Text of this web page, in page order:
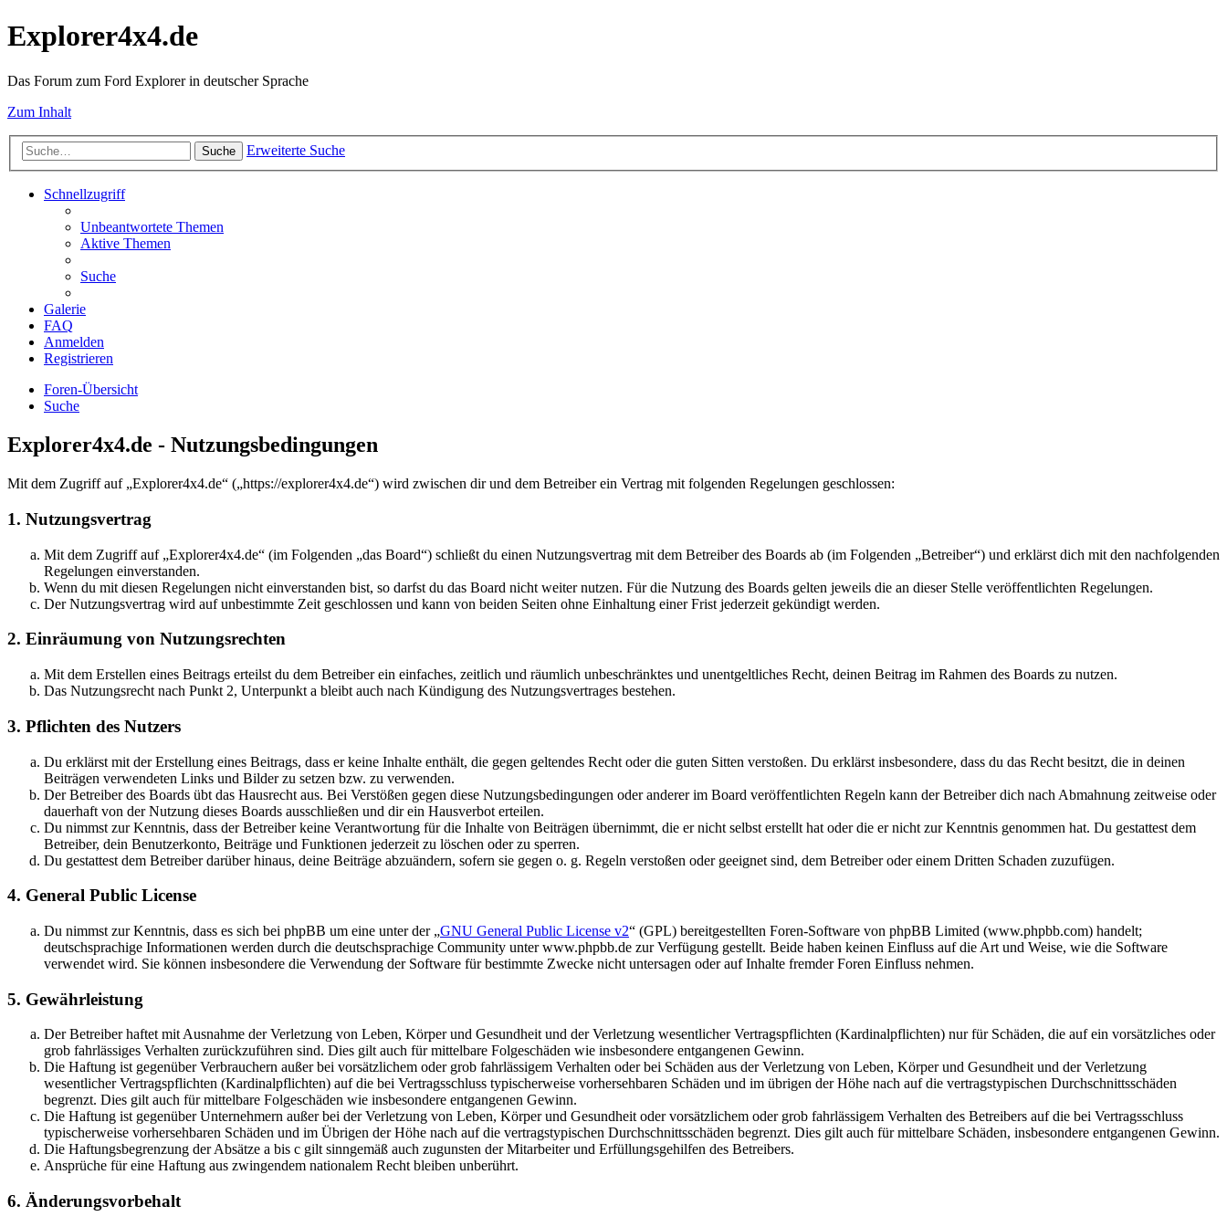
Explorer4x4.de
Das Forum zum Ford Explorer in deutscher Sprache
Zum Inhalt
Suche Erweiterte Suche
Schnellzugriff
Unbeantwortete Themen
Aktive Themen
Suche
Galerie
FAQ
Anmelden
Registrieren
Foren-Übersicht
Suche
Explorer4x4.de - Nutzungsbedingungen
Mit dem Zugriff auf „Explorer4x4.de“ („https://explorer4x4.de“) wird zwischen dir und dem Betreiber ein Vertrag mit folgenden Regelungen geschlossen:
1. Nutzungsvertrag
Mit dem Zugriff auf „Explorer4x4.de“ (im Folgenden „das Board“) schließt du einen Nutzungsvertrag mit dem Betreiber des Boards ab (im Folgenden „Betreiber“) und erklärst dich mit den nachfolgenden
Regelungen einverstanden.
Wenn du mit diesen Regelungen nicht einverstanden bist, so darfst du das Board nicht weiter nutzen. Für die Nutzung des Boards gelten jeweils die an dieser Stelle veröffentlichten Regelungen.
Der Nutzungsvertrag wird auf unbestimmte Zeit geschlossen und kann von beiden Seiten ohne Einhaltung einer Frist jederzeit gekündigt werden.
2. Einräumung von Nutzungsrechten
Mit dem Erstellen eines Beitrags erteilst du dem Betreiber ein einfaches, zeitlich und räumlich unbeschränktes und unentgeltliches Recht, deinen Beitrag im Rahmen des Boards zu nutzen.
Das Nutzungsrecht nach Punkt 2, Unterpunkt a bleibt auch nach Kündigung des Nutzungsvertrages bestehen.
3. Pflichten des Nutzers
Du erklärst mit der Erstellung eines Beitrags, dass er keine Inhalte enthält, die gegen geltendes Recht oder die guten Sitten verstoßen. Du erklärst insbesondere, dass du das Recht besitzt, die in deinen
Beiträgen verwendeten Links und Bilder zu setzen bzw. zu verwenden.
Der Betreiber des Boards übt das Hausrecht aus. Bei Verstößen gegen diese Nutzungsbedingungen oder anderer im Board veröffentlichten Regeln kann der Betreiber dich nach Abmahnung zeitweise oder
dauerhaft von der Nutzung dieses Boards ausschließen und dir ein Hausverbot erteilen.
Du nimmst zur Kenntnis, dass der Betreiber keine Verantwortung für die Inhalte von Beiträgen übernimmt, die er nicht selbst erstellt hat oder die er nicht zur Kenntnis genommen hat. Du gestattest dem
Betreiber, dein Benutzerkonto, Beiträge und Funktionen jederzeit zu löschen oder zu sperren.
Du gestattest dem Betreiber darüber hinaus, deine Beiträge abzuändern, sofern sie gegen o. g. Regeln verstoßen oder geeignet sind, dem Betreiber oder einem Dritten Schaden zuzufügen.
4. General Public License
Du nimmst zur Kenntnis, dass es sich bei phpBB um eine unter der „GNU General Public License v2“ (GPL) bereitgestellten Foren-Software von phpBB Limited (www.phpbb.com) handelt;
deutschsprachige Informationen werden durch die deutschsprachige Community unter www.phpbb.de zur Verfügung gestellt. Beide haben keinen Einfluss auf die Art und Weise, wie die Software
verwendet wird. Sie können insbesondere die Verwendung der Software für bestimmte Zwecke nicht untersagen oder auf Inhalte fremder Foren Einfluss nehmen.
5. Gewährleistung
Der Betreiber haftet mit Ausnahme der Verletzung von Leben, Körper und Gesundheit und der Verletzung wesentlicher Vertragspflichten (Kardinalpflichten) nur für Schäden, die auf ein vorsätzliches oder
grob fahrlässiges Verhalten zurückzuführen sind. Dies gilt auch für mittelbare Folgeschäden wie insbesondere entgangenen Gewinn.
Die Haftung ist gegenüber Verbrauchern außer bei vorsätzlichem oder grob fahrlässigem Verhalten oder bei Schäden aus der Verletzung von Leben, Körper und Gesundheit und der Verletzung
wesentlicher Vertragspflichten (Kardinalpflichten) auf die bei Vertragsschluss typischerweise vorhersehbaren Schäden und im übrigen der Höhe nach auf die vertragstypischen Durchschnittsschäden
begrenzt. Dies gilt auch für mittelbare Folgeschäden wie insbesondere entgangenen Gewinn.
Die Haftung ist gegenüber Unternehmern außer bei der Verletzung von Leben, Körper und Gesundheit oder vorsätzlichem oder grob fahrlässigem Verhalten des Betreibers auf die bei Vertragsschluss
typischerweise vorhersehbaren Schäden und im Übrigen der Höhe nach auf die vertragstypischen Durchschnittsschäden begrenzt. Dies gilt auch für mittelbare Schäden, insbesondere entgangenen Gewinn.
Die Haftungsbegrenzung der Absätze a bis c gilt sinngemäß auch zugunsten der Mitarbeiter und Erfüllungsgehilfen des Betreibers.
Ansprüche für eine Haftung aus zwingendem nationalem Recht bleiben unberührt.
6. Änderungsvorbehalt